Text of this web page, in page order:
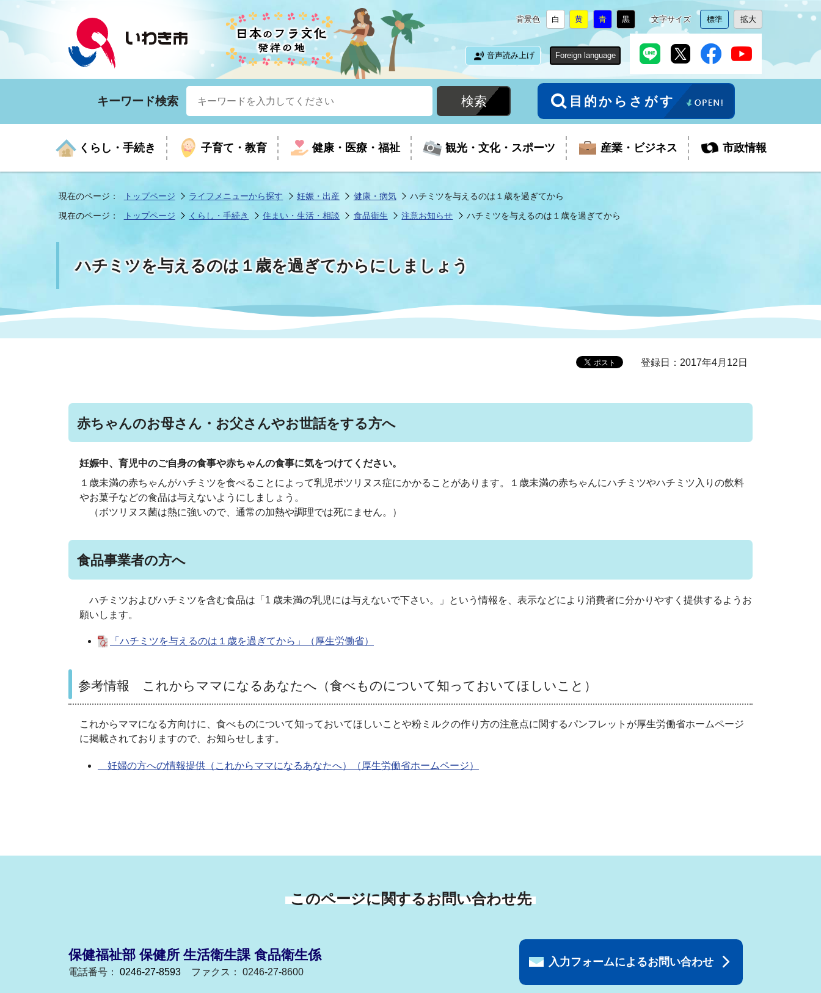
背景色
背
景
色
を
白
に
更
背
色
を
黄
に
更
背
色
を
青
に
更
背
景
黒
に
変
文字サイズ
文
字
サ
イ
を
標準
に
変
文
字
サ
イ
拡大
に
変
音声読み上げ
Foreign language
キーワード検索 目的からさがす
くらし・手続き
くらしの手続きガイド いざという時に 届出・証明 税金
年金・保険 マイナンバー 住まい・生活・相談
まちづくり 地域情報 移住・定住 人権・男女共同参画
電子サービス オープンデータ・活用事例
子育て・教育
生涯学習 子育て 教育 教育委員会
健康・医療・福祉
医療 健康 児童福祉 障がい者福祉
高齢者福祉・介護 地域包括ケア(介護予防等) 福祉事業者向け情報
福祉に関するその他の情報
新型コロナウイルス感染症特
医療センター
観光・文化・スポーツ
お知らせ 年間イベントの案内 外国人観光客向けページ 観光スポット
目的から探す モデルコース 歴史・文化
スポーツ 施設関連情報 教育旅行 国際・国内交流
産業・ビジネス
入札・契約 産業振興 廃棄物 支払・請求
企業立地 福祉・介護 都市計画・開発・建築
保健・衛生 指定管理者 除染事業 環境法令等に基づく届出
市政情報
市の紹介 市長室 フラシティいわき ふるさと寄附金
市の統計 広報 広聴
職員 行政計画 行政改革 公有財産
情報公開・個人情報保護
市議会 審議会など
メント)
現在のページ： トップページ ライフメニューから探す 妊娠・出産 健康・病気
ハチミツを与えるのは１歳を過ぎてから
現在のページ：
トップページ くらし・手続き 住まい・生活・相談 食品衛生 注意お知らせ ハチミツを与えるのは１歳を過ぎてから
ハチミツを与えるのは１歳を過ぎてからにしましょう
登録日：2017年4月12日
赤ちゃんのお母さん・お父さんやお世話をする方へ
妊娠中、育児中のご自身の食事や赤ちゃんの食事に気をつけてください。
１歳未満の赤ちゃんがハチミツを食べることによって乳児ボツリヌス症にかかることがあります。１歳未満の赤ちゃんにハチミツやハチミツ入りの飲料
やお菓子などの食品は与えないようにしましょう。
（ボツリヌス菌は熱に強いので、通常の加熱や調理では死にません。）
食品事業者の方へ
ハチミツおよびハチミツを含む食品は「1 歳未満の乳児には与えないで下さい。」という情報を、表示などにより消費者に分かりやすく提供するようお
願いします。
「ハチミツを与えるのは１歳を過ぎてから」（厚生労働省）
参考情報 これからママになるあなたへ（食べものについて知っておいてほしいこと）
これからママになる方向けに、食べものについて知っておいてほしいことや粉ミルクの作り方の注意点に関するパンフレットが厚生労働省ホームページ
に掲載されておりますので、お知らせします。
妊婦の方への情報提供（これからママになるあなたへ）（厚生労働省ホームページ）
このページに関するお問い合わせ先
保健福祉部 保健所 生活衛生課 食品衛生係
電話番号： 0246-27-8593 ファクス： 0246-27-8600
入力フォームによるお問い合わせ